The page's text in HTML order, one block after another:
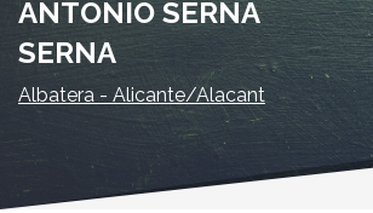
ANTONIO SERNA
SERNA
Albatera - Alicante/Alacant